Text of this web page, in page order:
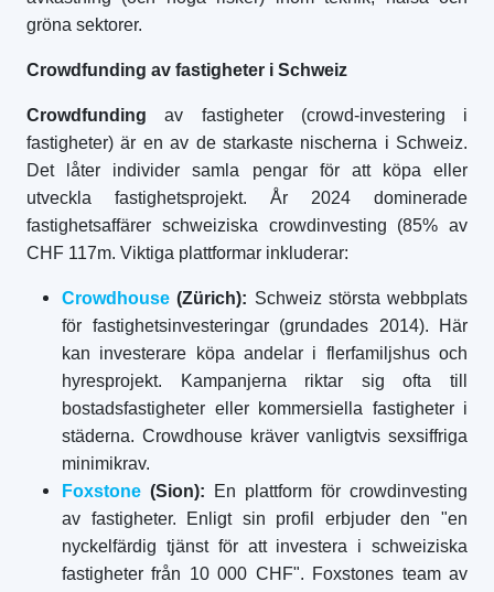
gröna sektorer.
Crowdfunding av fastigheter i Schweiz
Crowdfunding av fastigheter (crowd-investering i
fastigheter) är en av de starkaste nischerna i Schweiz.
Det låter individer samla pengar för att köpa eller
utveckla fastighetsprojekt. År 2024 dominerade
fastighetsaffärer schweiziska crowdinvesting (85% av
CHF 117m. Viktiga plattformar inkluderar:
Crowdhouse (Zürich): Schweiz största webbplats
för fastighetsinvesteringar (grundades 2014). Här
kan investerare köpa andelar i flerfamiljshus och
hyresprojekt. Kampanjerna riktar sig ofta till
bostadsfastigheter eller kommersiella fastigheter i
städerna. Crowdhouse kräver vanligtvis sexsiffriga
minimikrav.
Foxstone (Sion): En plattform för crowdinvesting
av fastigheter. Enligt sin profil erbjuder den "en
nyckelfärdig tjänst för att investera i schweiziska
fastigheter från 10 000 CHF". Foxstones team av